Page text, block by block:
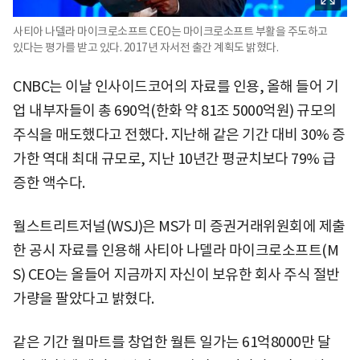
사티아 나델라 마이크로소프트 CEO는 마이크로소프트 부활을 주도하고
있다는 평가를 받고 있다. 2017년 자서전 출간 계획도 밝혔다.
CNBC는 이날 인사이드코어의 자료를 인용, 올해 들어 기
업 내부자들이 총 690억(한화 약 81조 5000억원) 규모의
주식을 매도했다고 전했다. 지난해 같은 기간 대비 30% 증
가한 역대 최대 규모로, 지난 10년간 평균치보다 79% 급
증한 액수다.
월스트리트저널(WSJ)은 MS가 미 증권거래위원회에 제출
한 공시 자료를 인용해 사티아 나델라 마이크로소프트(M
S) CEO는 올들어 지금까지 자신이 보유한 회사 주식 절반
가량을 팔았다고 밝혔다.
같은 기간 월마트를 창업한 월튼 일가는 61억8000만 달